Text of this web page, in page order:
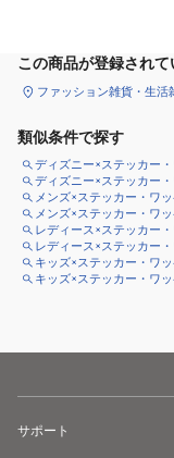
この商品が登録されて
ファッション雑貨・生活
類似条件で探す
ディズニー×ステッカー
ディズニー×ステッカー
メンズ×ステッカー・ワ
メンズ×ステッカー・ワ
レディース×ステッカー
レディース×ステッカー
キッズ×ステッカー・ワ
キッズ×ステッカー・ワ
サポート